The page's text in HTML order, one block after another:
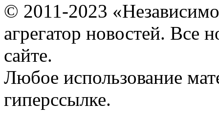
© 2011-2023
агрегатор новостей. Все
сайте.
Любое использование
гиперссылке.